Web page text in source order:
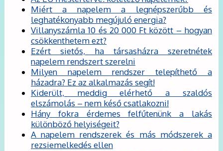
Miért a napelem a legnépszerűbb és
leghatékonyabb megújuló energia?
Villanyszámla 10 és 20 000 Ft között – hogyan
csökkenthetem ezt?
Ezért sietős, ha társasházra szeretnétek
napelem rendszert szerelni
Milyen napelem rendszer telepíthető a
házadra? Ez az alkalmazás segít!
Kiderült, meddig elérhető a szaldós
elszámolás – nem késő csatlakozni!
Hány fokra érdemes felfűtenünk a lakás
különböző helyiségeit?
A napelem rendszerek és más módszerek a
rezsiemelkedés ellen